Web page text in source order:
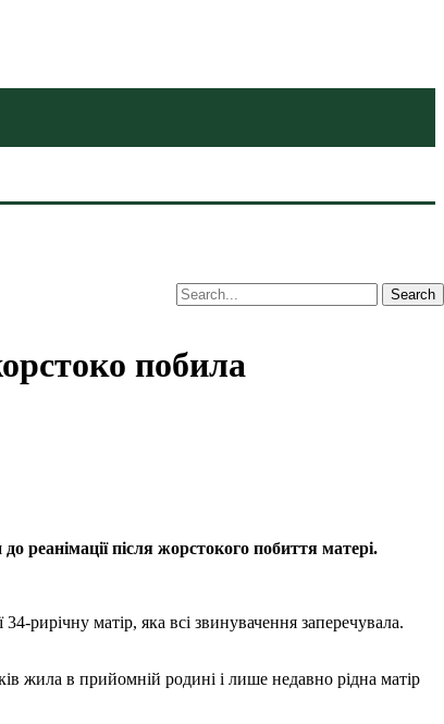
побила
реанімації після жорстокого побиття матері.
рирічну матір, яка всі звинувачення заперечувала.
жила в прийомній родині і лише недавно рідна матір